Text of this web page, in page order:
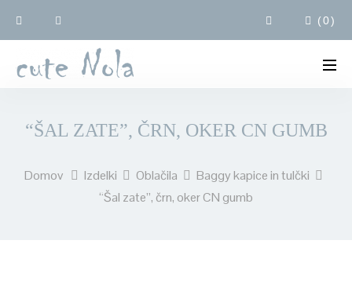
(0)
“ŠAL ZATE”, ČRN, OKER CN GUMB
Domov Izdelki Oblačila
Baggy kapice in tulčki
“Šal zate”, črn, oker CN gumb